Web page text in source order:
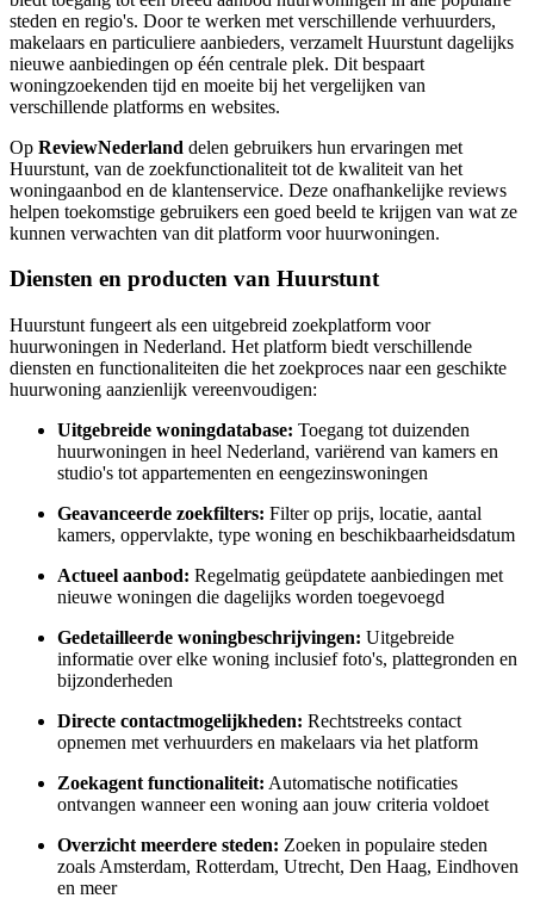
steden en regio's. Door te werken met verschillende verhuurders,
makelaars en particuliere aanbieders, verzamelt Huurstunt dagelijks
nieuwe aanbiedingen op één centrale plek. Dit bespaart
woningzoekenden tijd en moeite bij het vergelijken van
verschillende platforms en websites.
Op ReviewNederland delen gebruikers hun ervaringen met
Huurstunt, van de zoekfunctionaliteit tot de kwaliteit van het
woningaanbod en de klantenservice. Deze onafhankelijke reviews
helpen toekomstige gebruikers een goed beeld te krijgen van wat ze
kunnen verwachten van dit platform voor huurwoningen.
Diensten en producten van Huurstunt
Huurstunt fungeert als een uitgebreid zoekplatform voor
huurwoningen in Nederland. Het platform biedt verschillende
diensten en functionaliteiten die het zoekproces naar een geschikte
huurwoning aanzienlijk vereenvoudigen:
Uitgebreide woningdatabase: Toegang tot duizenden
huurwoningen in heel Nederland, variërend van kamers en
studio's tot appartementen en eengezinswoningen
Geavanceerde zoekfilters: Filter op prijs, locatie, aantal
kamers, oppervlakte, type woning en beschikbaarheidsdatum
Actueel aanbod: Regelmatig geüpdatete aanbiedingen met
nieuwe woningen die dagelijks worden toegevoegd
Gedetailleerde woningbeschrijvingen: Uitgebreide
informatie over elke woning inclusief foto's, plattegronden en
bijzonderheden
Directe contactmogelijkheden: Rechtstreeks contact
opnemen met verhuurders en makelaars via het platform
Zoekagent functionaliteit: Automatische notificaties
ontvangen wanneer een woning aan jouw criteria voldoet
Overzicht meerdere steden: Zoeken in populaire steden
zoals Amsterdam, Rotterdam, Utrecht, Den Haag, Eindhoven
en meer